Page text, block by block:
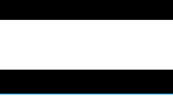
i techniki, by cieszyć się trwałą dekoracją